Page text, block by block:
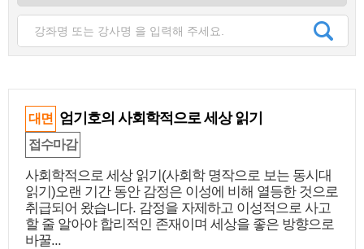
대면 엄기호의 사회학적으로 세상 읽기
접수마감
사회학적으로 세상 읽기(사회학 명작으로 보는 동시대
읽기)오랜 기간 동안 감정은 이성에 비해 열등한 것으로
취급되어 왔습니다. 감정을 자제하고 이성적으로 사고
할 줄 알아야 합리적인 존재이며 세상을 좋은 방향으로
바꿀...